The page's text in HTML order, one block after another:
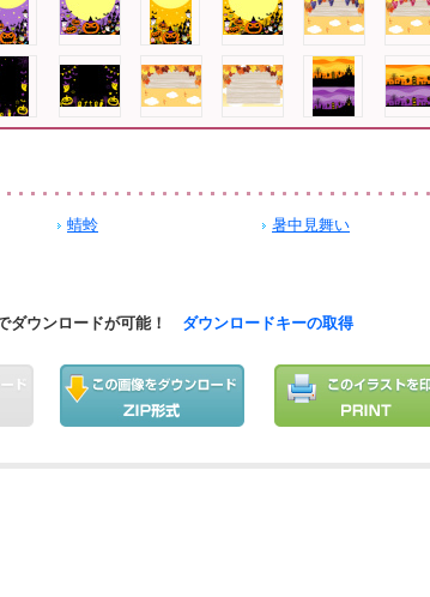
蜻蛉
暑中見舞い
ダウンロードが可能！ ダウンロードキーの取得